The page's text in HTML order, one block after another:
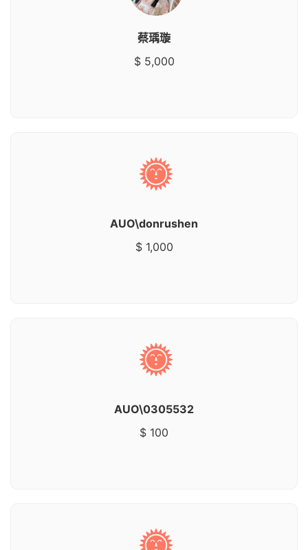
蔡瑀璇
$ 5,000
AUO\donrushen
$ 1,000
AUO\0305532
$ 100